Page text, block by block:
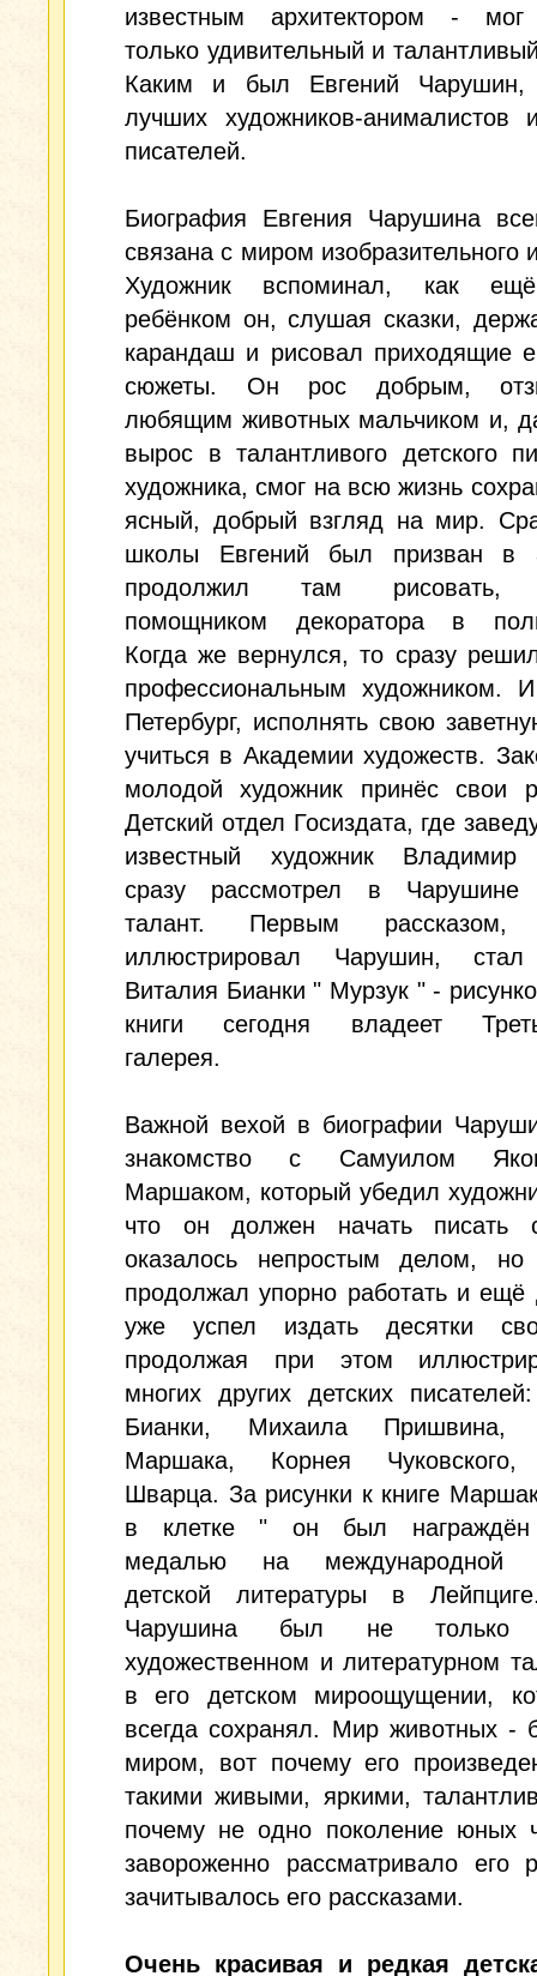
известным архитектором - мог
только удивительный и
Каким и был Евгений
лучших художников-анималистов
писателей.
Биография Евгения Чарушина
связана с миром изобразительного
Художник вспоминал, как
ребёнком он, слушая сказки,
карандаш и рисовал приходящие
сюжеты. Он рос добрым,
любящим животных мальчиком и,
вырос в талантливого детского
художника, смог на всю жизнь
ясный, добрый взгляд на мир.
школы Евгений был призван в
продолжил там рисовать,
помощником декоратора в
Когда же вернулся, то сразу
профессиональным художником.
Петербург, исполнять свою
учиться в Академии художеств.
молодой художник принёс свои
Детский отдел Госиздата, где
известный художник Владимир
сразу рассмотрел в Чарушине
талант. Первым рассказом,
иллюстрировал Чарушин, стал
Виталия Бианки " Мурзук " -
книги сегодня владеет
галерея.
Важной вехой в биографии
знакомство с Самуилом
Маршаком, который убедил
что он должен начать писать
оказалось непростым делом, но
продолжал упорно работать и
уже успел издать десятки
продолжая при этом
многих других детских
Бианки, Михаила Пришвина,
Маршака, Корнея Чуковского,
Шварца. За рисунки к книге
в клетке " он был награждён
медалью на международной
детской литературы в
Чарушина был не
художественном и литературном
в его детском мироощущении,
всегда сохранял. Мир животных -
миром, вот почему его
такими живыми, яркими,
почему не одно поколение юных
завороженно рассматривало его
зачитывалось его рассказами.
Очень красивая и редкая